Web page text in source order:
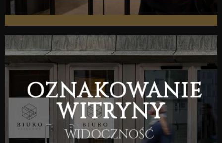
OZNAKOWANIE
WITRYNY
WIDOCZNOŚĆ